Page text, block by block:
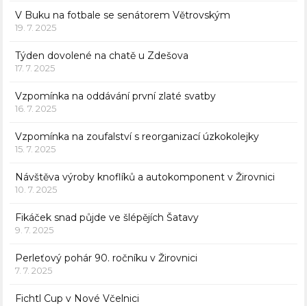
V Buku na fotbale se senátorem Větrovským
19. 7. 2025
Týden dovolené na chatě u Zdešova
17. 7. 2025
Vzpomínka na oddávání první zlaté svatby
16. 7. 2025
Vzpomínka na zoufalství s reorganizací úzkokolejky
15. 7. 2025
Návštěva výroby knoflíků a autokomponent v Žirovnici
10. 7. 2025
Fikáček snad půjde ve šlépějích Šatavy
9. 7. 2025
Perleťový pohár 90. ročníku v Žirovnici
7. 7. 2025
Fichtl Cup v Nové Včelnici